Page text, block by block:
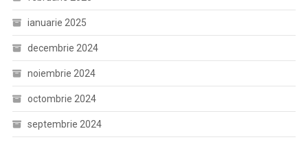
ianuarie 2025
decembrie 2024
noiembrie 2024
octombrie 2024
septembrie 2024